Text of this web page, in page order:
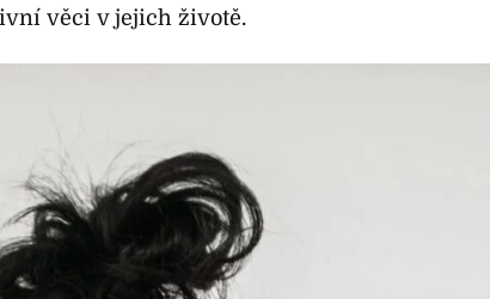
věci v jejich životě.